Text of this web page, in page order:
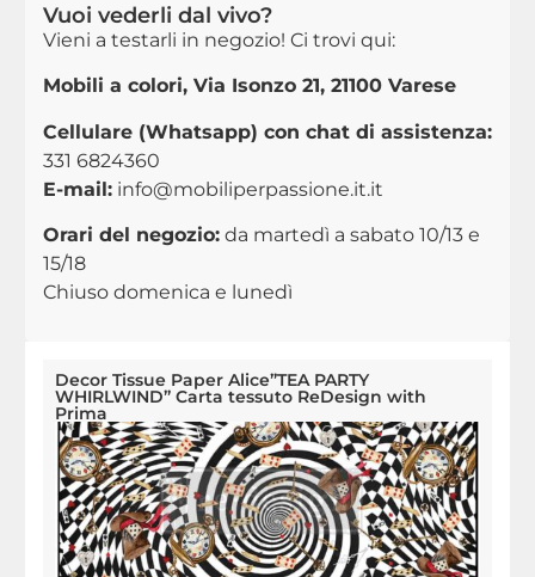
Decor Tissue Paper Alice”TEA PARTY
WHIRLWIND” Carta tessuto ReDesign with
Prima
Vuoi vederli dal vivo?
Vieni a testarli in negozio! Ci trovi qui:
Mobili a colori, Via Isonzo 21, 21100 Varese
Cellulare (Whatsapp) con chat di assistenza:
331 6824360
E-mail: info@mobiliperpassione.it.it
Orari del negozio:da martedì a sabato 10/13 e
15/18
Chiuso domenica e lunedì